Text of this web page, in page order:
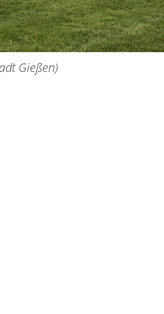
Gießen)